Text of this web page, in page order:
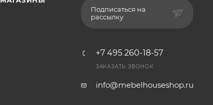
Подписаться на
рассылку
+7 495 260-18-57
ЗАКАЗАТЬ ЗВОНОК
info@mebelhouseshop.ru